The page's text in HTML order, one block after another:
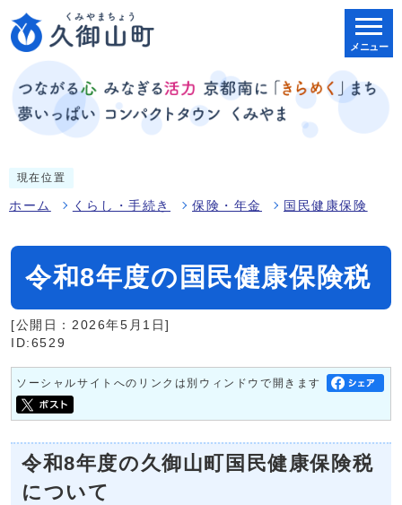
メニュー
現在位置
ホーム くらし・手続き 保険・年金 国民健康保険
令和8年度の国民健康保険税
[公開日：2026年5月1日]
ID:6529
ソーシャルサイトへのリンクは別ウィンドウで開きます
令和8年度の久御山町国民健康保険税
について